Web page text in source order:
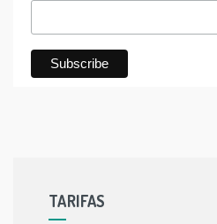
TARIFAS